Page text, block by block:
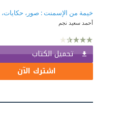
أحمد سعيد نجم
تحميل الكتاب
اشترك الآن